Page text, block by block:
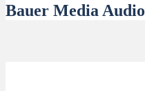
Bauer Media Audio